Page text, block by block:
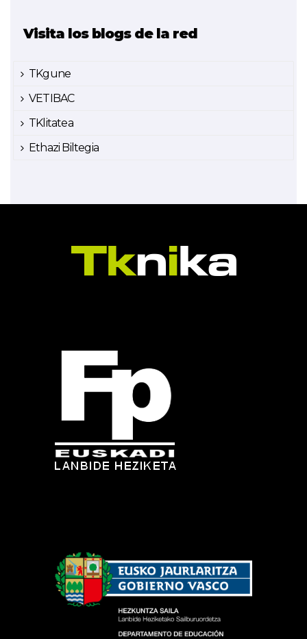
Visita los blogs de la red
TKgune
VETIBAC
TKlitatea
Ethazi Biltegia